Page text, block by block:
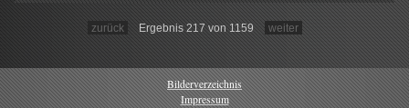
zurück Ergebnis 217 von 1159 weiter
Bilderverzeichnis
Impressum